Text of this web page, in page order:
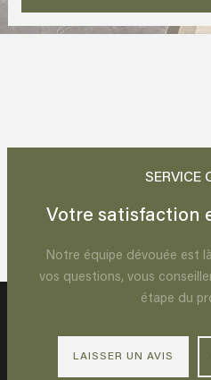
SERVICE
Votre satisfaction
Notre équipe dévouée est
vos questions, vous
étape du
LAISSER UN AVIS